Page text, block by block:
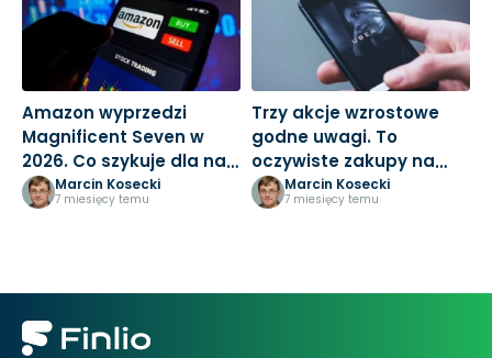
Amazon wyprzedzi
Magnificent Seven w
2026. Co szykuje dla nas
Jeff Bezos?
Marcin Kosecki
7 miesięcy temu
Trzy akcje wzrostowe
godne uwagi. To
oczywiste zakupy na
nowy rok
Marcin Kosecki
7 miesięcy temu